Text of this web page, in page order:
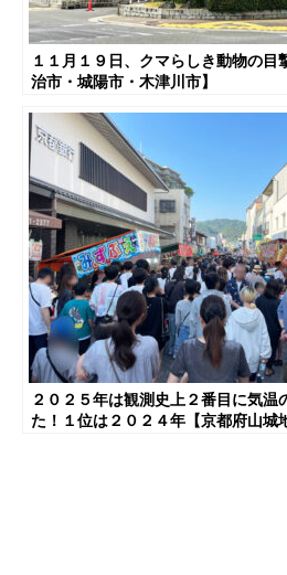
１１月１９日、クマらしき動物の目
治市・城陽市・木津川市】
２０２５年は観測史上２番目に気温
た！１位は２０２４年【京都府山城